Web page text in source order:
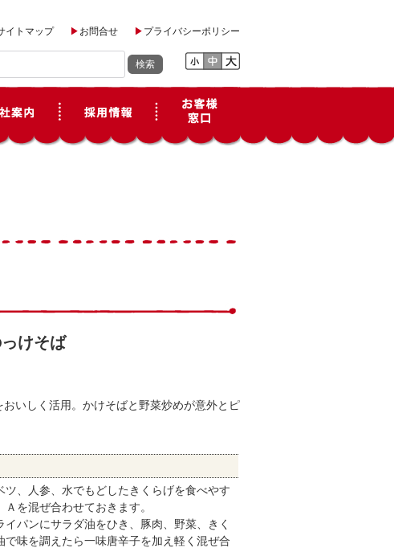
イトマップ お問合せ プライバシーポリシー
けそば
おいしく活用。かけそばと野菜炒めが意外とピ
、人参、水でもどしたきくらげを食べやす
を混ぜ合わせておきます。
パンにサラダ油をひき、豚肉、野菜、きく
で味を調えたら一味唐辛子を加え軽く混ぜ合